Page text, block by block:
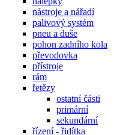
nástroje a nářadí
palivový systém
pneu a duše
pohon zadního kola
převodovka
přístroje
rám
řetězy
ostatní části
primární
sekundární
řízení - řidítka